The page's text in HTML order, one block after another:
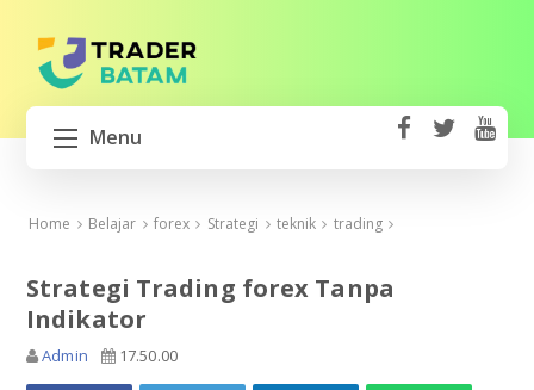
Menu
GERATSU
MIFX MONEX
Home Belajar forex Strategi teknik trading
Strategi Trading forex Tanpa
Indikator
Admin 17.50.00